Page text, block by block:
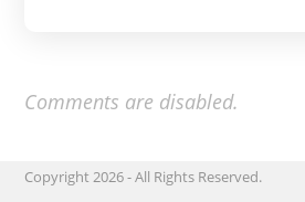
Comments are disabled.
Copyright 2026 - All Rights Reserved.